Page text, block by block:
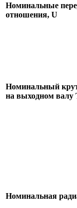
Номинальные
отношения, U
Номинальный
на выходном
Номинальная